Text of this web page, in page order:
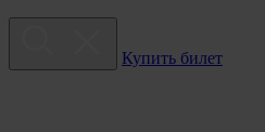
Купить билет